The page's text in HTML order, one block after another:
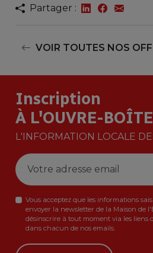
Partager :
VOIR TOUTES NOS
Inscription
À L'OUVRE-
L'INFORMATION LOCALE
Vous acceptez que les informations
envoyer la newsletter de la Maison de
désinscrire à tout moment via les liens
dans chacun de nos emails.